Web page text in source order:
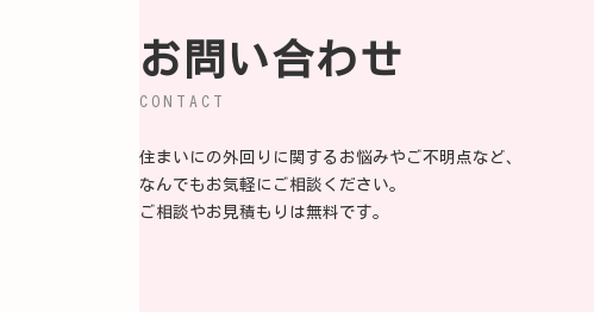
お問い合わせ
CONTACT
住まいにの外回りに関するお悩みやご不明点など、
なんでもお気軽にご相談ください。
ご相談やお見積もりは無料です。